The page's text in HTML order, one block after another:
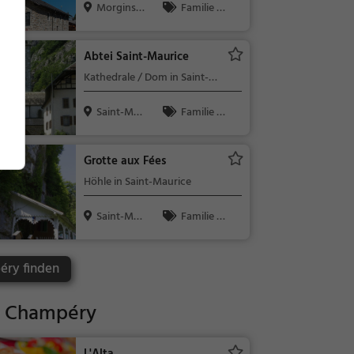
Morgins, S
Familie &
Abtei Saint-Maurice
Kathedrale / Dom in Saint-
Maurice
Saint-Mau
Familie &
Grotte aux Fées
Höhle in Saint-Maurice
Saint-Mau
Familie &
finden